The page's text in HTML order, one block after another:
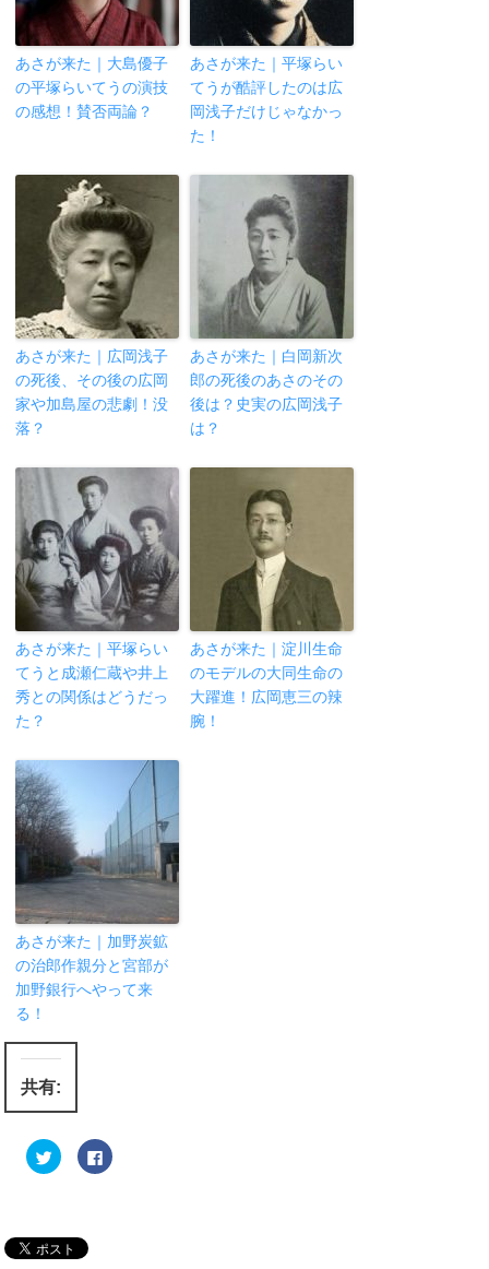
あさが来た｜大島優子
の平塚らいてうの演技
の感想！賛否両論？
あさが来た｜平塚らい
てうが酷評したのは広
岡浅子だけじゃなかっ
た！
あさが来た｜広岡浅子
の死後、その後の広岡
家や加島屋の悲劇！没
落？
あさが来た｜白岡新次
郎の死後のあさのその
後は？史実の広岡浅子
は？
あさが来た｜平塚らい
てうと成瀬仁蔵や井上
秀との関係はどうだっ
た？
あさが来た｜淀川生命
のモデルの大同生命の
大躍進！広岡恵三の辣
腕！
あさが来た｜加野炭鉱
の治郎作親分と宮部が
加野銀行へやって来
る！
共有:
ク
リ
w
i
F
a